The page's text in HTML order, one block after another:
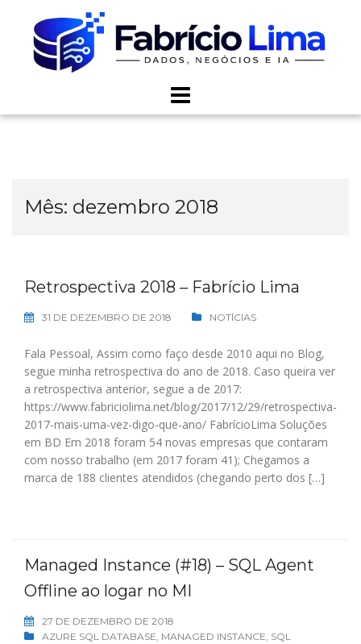
content
Mês: dezembro 2018
Retrospectiva 2018 – Fabrício Lima
31 DE DEZEMBRO DE 2018 NOTÍCIAS
Fala Pessoal, Assim como faço desde 2010 aqui no Blog,
segue minha retrospectiva do ano de 2018. Caso queira ver
a retrospectiva anterior, segue a de 2017:
https://www.fabriciolima.net/blog/2017/12/29/retrospectiva-
2017-mais-uma-vez-digo-que-ano/ FabrícioLima Soluções
em BD Em 2018 foram 54 novas empresas que contaram
com nosso trabalho (em 2017 foram 41); Chegamos a
marca de 188 clientes atendidos (chegando perto dos […]
Managed Instance (#18) – SQL Agent
Offline ao logar no MI
27 DE DEZEMBRO DE 2018
AZURE SQL DATABASE, MANAGED INSTANCE, SQL